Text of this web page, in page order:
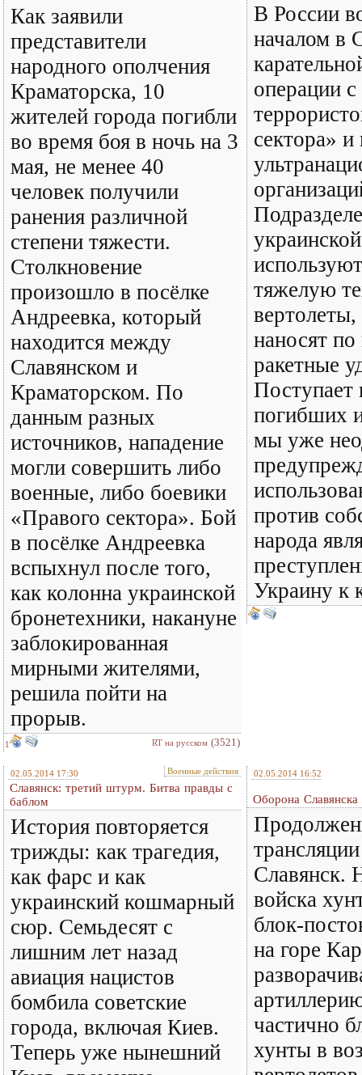
Как заявили
представители
народного ополчения
Краматорска, 10
жителей города погибли
во время боя в ночь на 3
мая, не менее 40
человек получили
ранения различной
степени тяжести.
Cтолкновение
произошло в посёлке
Андреевка, который
находится между
Славянском и
Краматорском. По
данным разных
источников, нападение
могли совершить либо
военные, либо боевики
«Правого сектора». Бой
в посёлке Андреевка
вспыхнул после того,
как колонна украинской
бронетехники, накануне
заблокированная
мирными жителями,
решила пойти на
прорыв.
1 RT на русском (3521)
В России
началом в
операции
сектора»
тяжелую
наносят
ракетные
погибших
мы уже
против
народа
Украину к
02.05.2014 17:30 Военные действия
Славянск: третий штурм. Битва правды с
баблом
История повторяется
трижды: как трагедия,
как фарс и как
украинский кошмарный
сюр. Семьдесят с
лишним лет назад
авиация нацистов
бомбила советские
города, включая Киев.
Теперь уже нынешний
02.05.2014 16:52
Оборона
Славянск.
войска
блок-
на горе
частично
хунты в